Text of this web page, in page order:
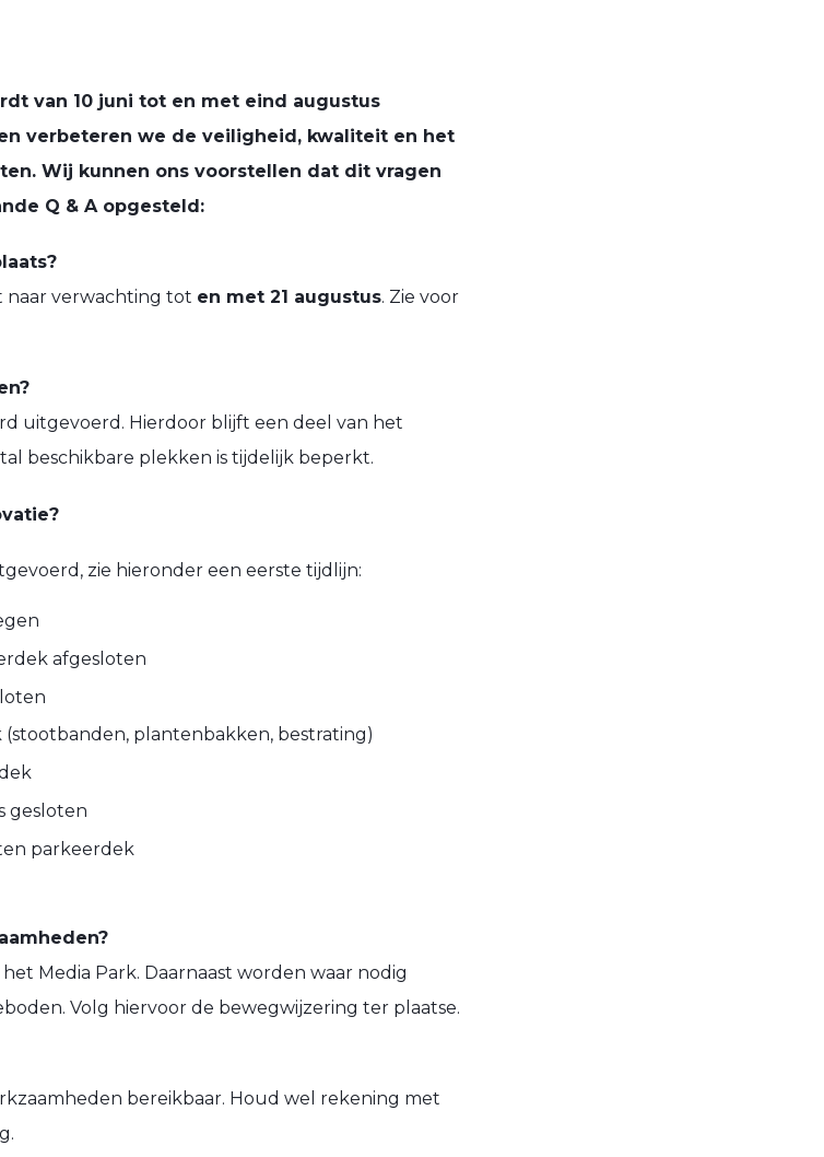
van 10 juni tot en met eind augustus
verbeteren we de veiligheid, kwaliteit en het
Wij kunnen ons voorstellen dat dit vragen
Q & A opgesteld:
naar verwachting tot en met 21 augustus. Zie voor
uitgevoerd. Hierdoor blijft een deel van het
beschikbare plekken is tijdelijk beperkt.
zie hieronder een eerste tijdlijn:
afgesloten
plantenbakken, bestrating)
gesloten
parkeerdek
Media Park. Daarnaast worden waar nodig
Volg hiervoor de bewegwijzering ter plaatse.
bereikbaar. Houd wel rekening met